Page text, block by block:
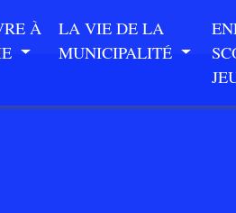
À
LA VIE DE LA
MUNICIPALITÉ